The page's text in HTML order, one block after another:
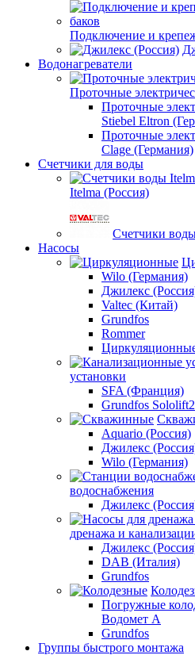
Подключение и
Водонагреватели
Проточные
Проточные
Stiebel Eltron
Проточные
Clage (Германия)
Счетчики для воды
Itelma (Россия)
Счетчики
Насосы
Wilo (Германия)
Джилекс
Valtec (Китай)
Grundfos
Rommer
установки
SFA (Франция)
Grundfos Sololift2
Aquario (Россия)
Джилекс
Wilo (Германия)
водоснабжения
Джилекс
дренажа и
Джилекс
DAB (Италия)
Grundfos
Погружные
Водомет А
Grundfos
Группы быстрого монтажа